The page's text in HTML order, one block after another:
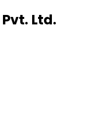
Ltd.